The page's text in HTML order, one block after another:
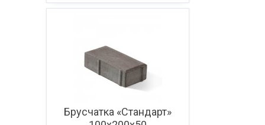
Подробнее
Брусчатка «Стандарт»